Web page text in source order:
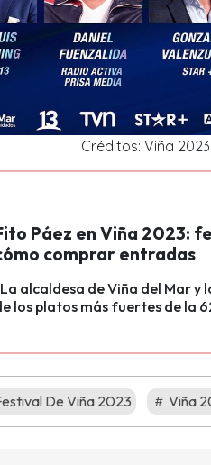
Créditos: Viña 2023
Páez en Viña 2023:
comprar entradas
alcaldesa de Viña del Mar
los platos más fuertes de la
De Viña 2023 Viña